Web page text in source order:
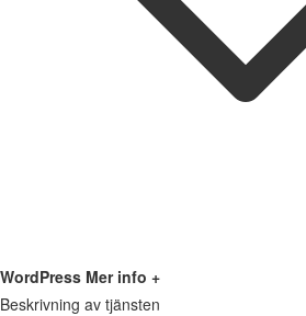
WordPress Mer info +
Beskrivning av tjänsten